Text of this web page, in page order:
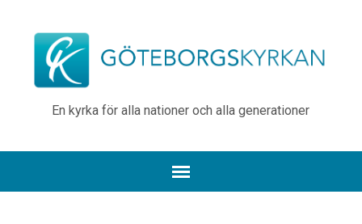
En kyrka för alla nationer och alla generationer